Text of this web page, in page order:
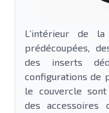
L’intérieur de
prédécoupées,
des inserts
configurations de
le couvercle
des accessoires